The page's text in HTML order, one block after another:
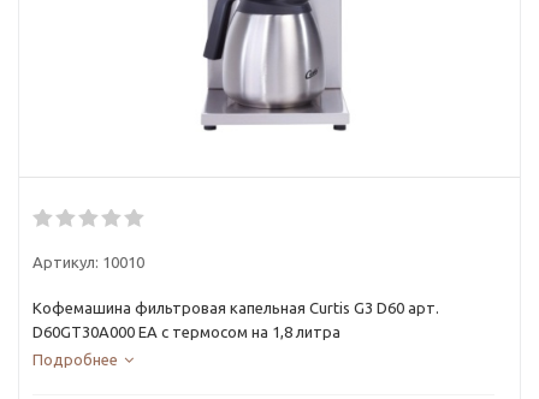
Артикул: 10010
Кофемашина фильтровая капельная Curtis G3 D60 арт.
D60GT30A000 EA с термосом на 1,8 литра
Подробнее